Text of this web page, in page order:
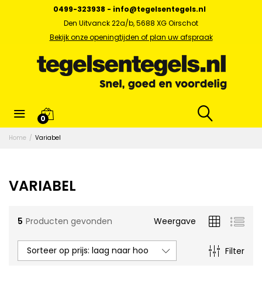
0499-323938 - info@tegelsentegels.nl
Den Uitvanck 22a/b, 5688 XG Oirschot
Bekijk onze openingtijden of plan uw afspraak
0
Home / Variabel
VARIABEL
5 Producten gevonden Weergave
Filter
Sorteer op prijs: laag naar hoog